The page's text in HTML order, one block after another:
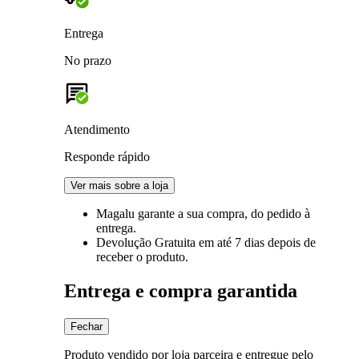
Entrega
No prazo
Atendimento
Responde rápido
Ver mais sobre a loja
Magalu garante a sua compra, do pedido à
entrega.
Devolução Gratuita em até 7 dias depois de
receber o produto.
Entrega e compra garantida
Fechar
Produto vendido por loja parceira e entregue pelo